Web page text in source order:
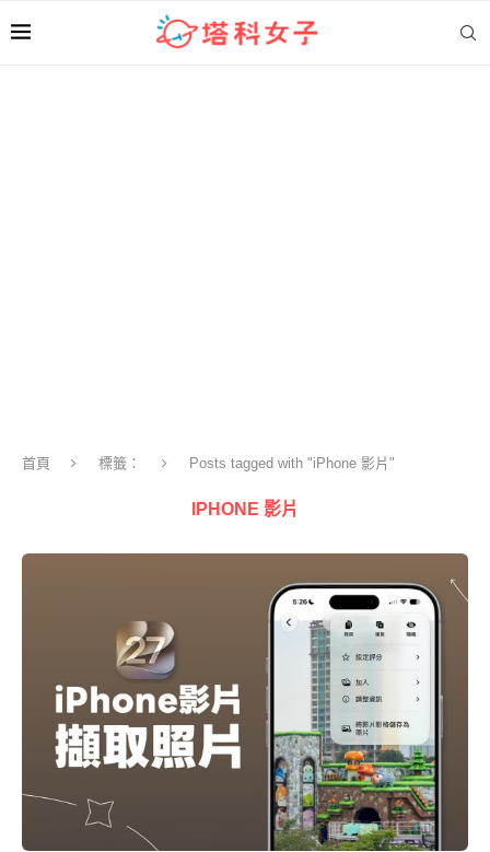
首頁 標籤： Posts tagged with "iPhone 影片"
IPHONE 影片